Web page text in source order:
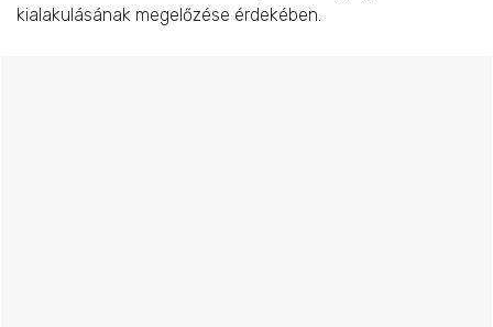
kialakulásának megelőzése érdekében.